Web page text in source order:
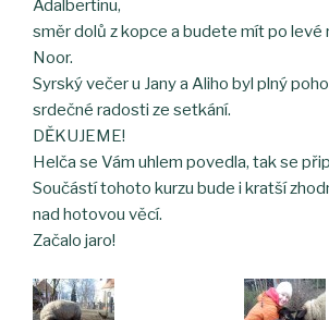
Adalbertinu,
směr dolů z kopce a budete mít po levé
Noor.
Syrský večer u Jany a Aliho byl plný
srdečné radosti ze setkání.
DĚKUJEME!
Helča se Vám uhlem povedla, tak se
Součástí tohoto kurzu bude i kratší
nad hotovou věcí.
Začalo jaro!